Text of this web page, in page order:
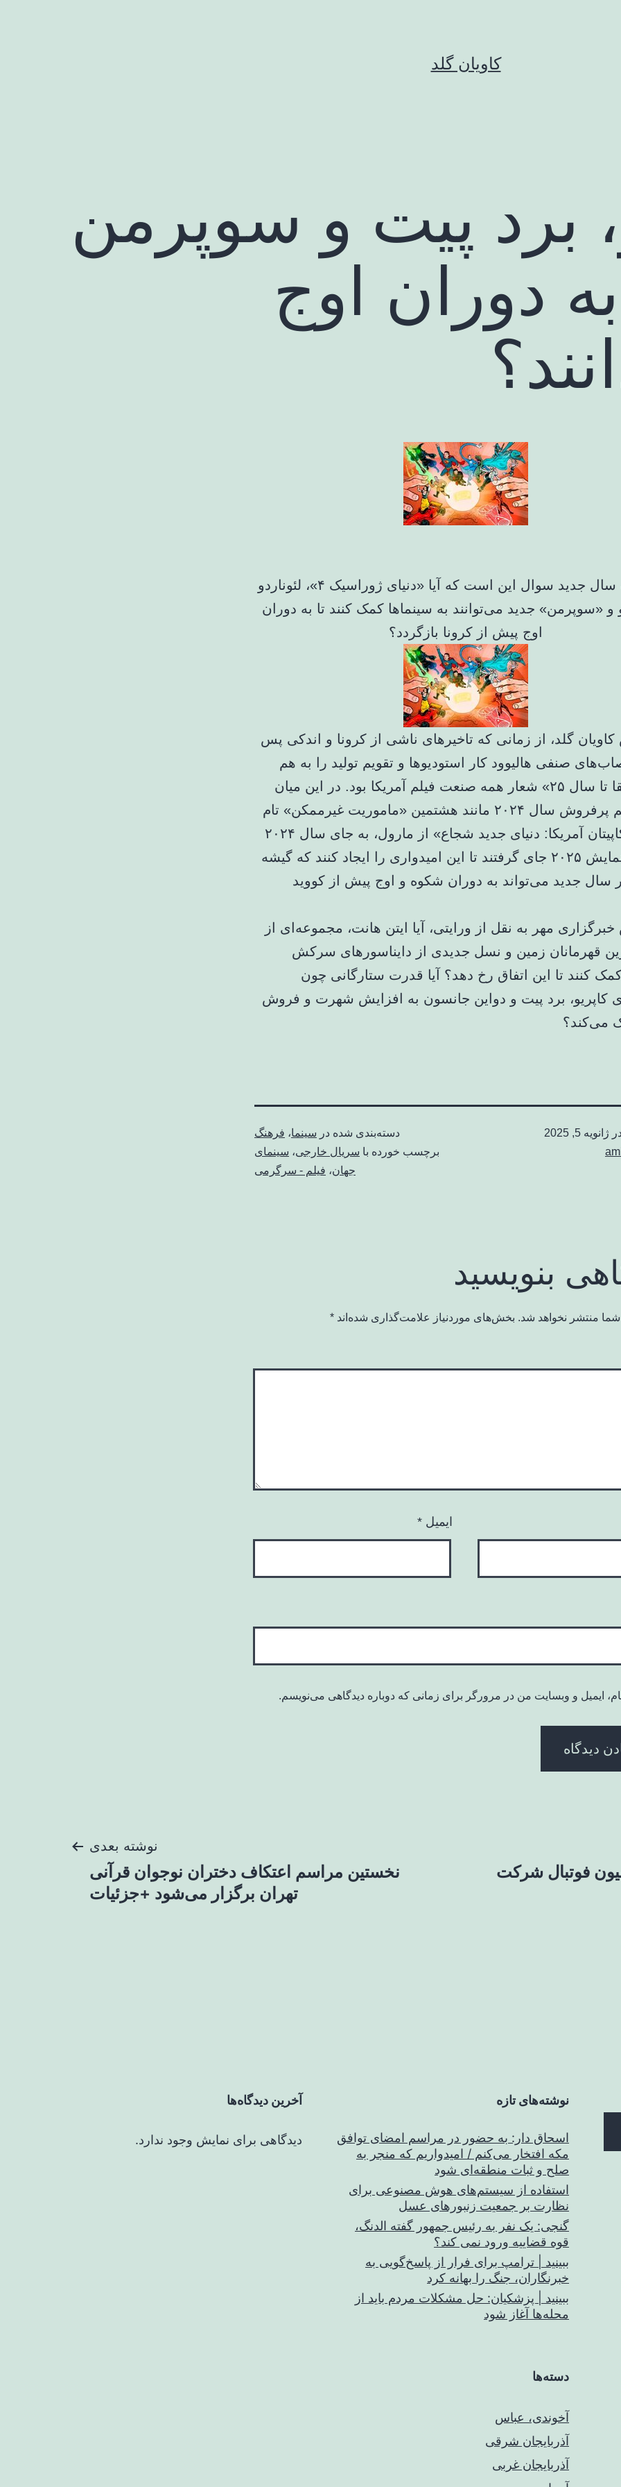
کاویان گلد
برد پیت و سوپرمن
دوران اوج
در آستانه سال جدید سوال این است که آیا «دنیای ژوراسیک ۴»، لئوناردو
و «سوپرمن» جدید می‌توانند به سینماها کمک کنند تا به دوران
اوج پیش از کرونا بازگردد؟
گلد، از زمانی که تاخیرهای ناشی از کرونا و اندکی پس
صنفی هالیوود کار استودیوها و تقویم تولید را به هم
ریخت، «بقا تا سال ۲۵» شعار همه صنعت فیلم آمریکا بود. در این میان
چندین فیلم پرفروش سال ۲۰۲۴ مانند هشتمین «ماموریت غیرممکن» تام
کروز و «کاپیتان آمریکا: دنیای جدید شجاع» از مارول، به جای سال ۲۰۲۴
در تقویم نمایش ۲۰۲۵ جای گرفتند تا این امیدواری را ایجاد کنند که گیشه
سال جدید می‌تواند به دوران شکوه و اوج پیش از کووید
مهر به نقل از ورایتی، آیا ایتن هانت، مجموعه‌ای از
قهرمانان زمین و نسل جدیدی از دایناسورهای سرکش
کنند تا این اتفاق رخ دهد؟ آیا قدرت ستارگانی چون
دی کاپریو، برد پیت و دواین جانسون به افزایش شهرت و فروش
می‌کند؟
ژانویه 5, 2025
دسته‌بندی شده در سینما، فرهنگ
برچسب خورده با سریال خارجی، سینمای
جهان، فیلم - سرگرمی
بنویسید
شما منتشر نخواهد شد. بخش‌های موردنیاز علامت‌گذاری شده‌اند *
ایمیل *
ایمیل و وبسایت من در مرورگر برای زمانی که دوباره دیدگاهی می‌نویسم.
فوتبال شرکت
نوشته بعدی
نخستین مراسم اعتکاف دختران نوجوان قرآنی
تهران برگزار می‌شود +جزئیات
نوشته‌های تازه
اسحاق‌ دار: به حضور در مراسم امضای توافق
مکه افتخار می‌کنم / امیدواریم که منجر به
صلح و ثبات منطقه‌ای شود
استفاده از سیستم‌های هوش مصنوعی برای
نظارت بر جمعیت زنبورهای عسل
گنجی: یک نفر به رئیس جمهور گفته الدنگ،
قوه قضاییه ورود نمی کند؟
ببینید | ترامپ برای فرار از پاسخ‌گویی به
خبرنگاران، جنگ را بهانه کرد
ببینید | پزشکیان: حل مشکلات مردم باید از
محله‌ها آغاز شود
آخرین دیدگاه‌ها
دیدگاهی برای نمایش وجود ندارد.
دسته‌ها
آخوندی، عباس
آذربایجان شرقی
آذربایجان غربی